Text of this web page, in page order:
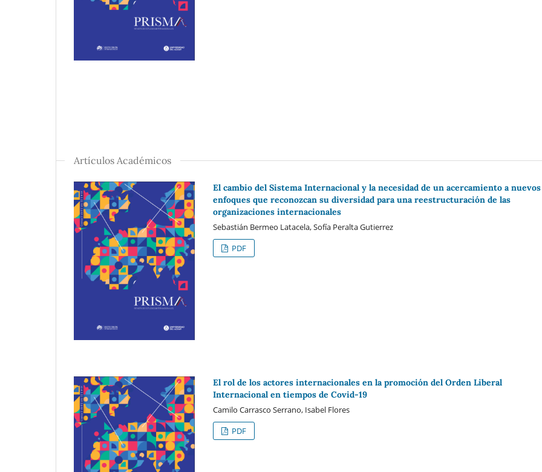
Artículos Académicos
El cambio del Sistema Internacional y la necesidad de un acercamiento a nuevos
enfoques que reconozcan su diversidad para una reestructuración de las
organizaciones internacionales
Sebastián Bermeo Latacela, Sofía Peralta Gutierrez
PDF
El rol de los actores internacionales en la promoción del Orden Liberal
Internacional en tiempos de Covid-19
Camilo Carrasco Serrano, Isabel Flores
PDF